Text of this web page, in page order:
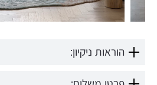
הוראות ניקיון: